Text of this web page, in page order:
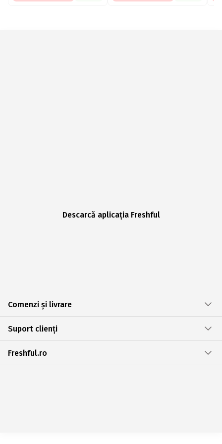
Descarcă aplicația Freshful
Comenzi și livrare
Suport clienți
Freshful.ro